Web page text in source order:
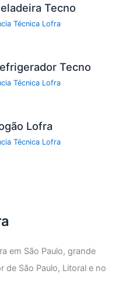
Tecno
Técnica Lofra
Tecno
Técnica Lofra
Lofra
Técnica Lofra
em São Paulo, grande
de São Paulo, Litoral e no